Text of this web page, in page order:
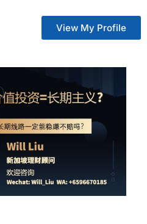
View My Profile